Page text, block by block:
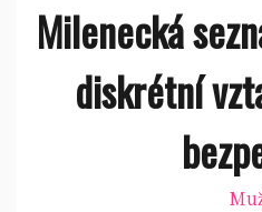
Milenecká
diskrétní